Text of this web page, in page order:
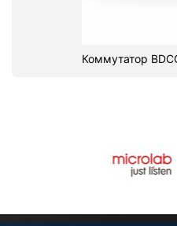
Коммутатор